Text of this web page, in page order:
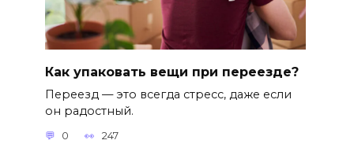
Как упаковать вещи при переезде?
Переезд — это всегда стресс, даже если
он радостный.
0 247